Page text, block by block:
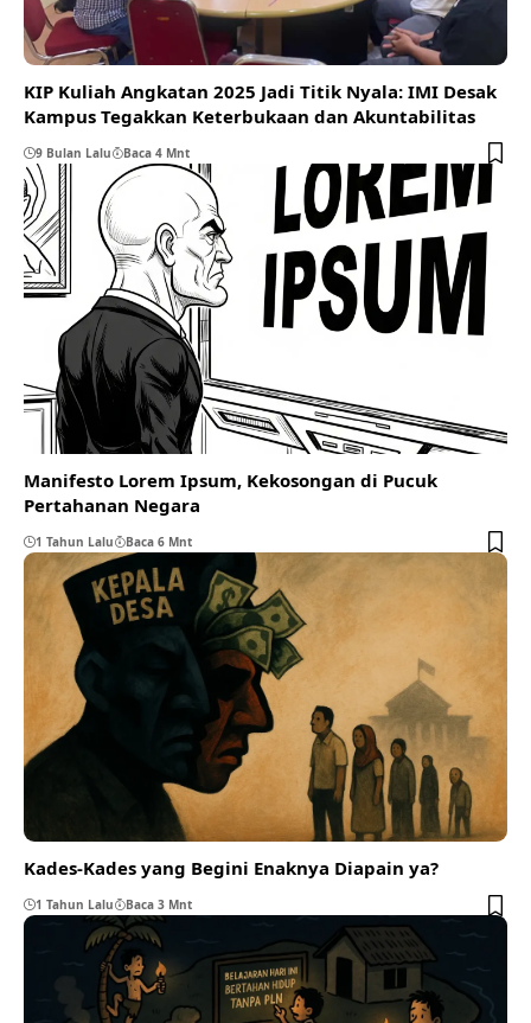
KIP Kuliah Angkatan 2025 Jadi Titik Nyala: IMI Desak
Kampus Tegakkan Keterbukaan dan Akuntabilitas
9 Bulan Lalu Baca 4 Mnt
Manifesto Lorem Ipsum, Kekosongan di Pucuk
Pertahanan Negara
1 Tahun Lalu Baca 6 Mnt
Kades-Kades yang Begini Enaknya Diapain ya?
1 Tahun Lalu Baca 3 Mnt